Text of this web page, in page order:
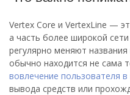
Vertex Core и VertexLine —
а часть более широкой
регулярно меняют
обычно находится не сама
вовлечение пользователя
вывода средств или